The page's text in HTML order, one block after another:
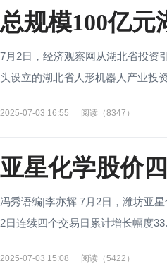
总规模100亿
7月2日，经济观察网从湖北省投资
头设立的湖北省人形机器人产业投
2025-07-03 16:55 阅读（8347）
亚星化学股价
冯秀语编|李亦辉 7月2日，潍坊亚
2日连续四个交易日累计增长幅度
2025-07-03 15:08 阅读（5422）